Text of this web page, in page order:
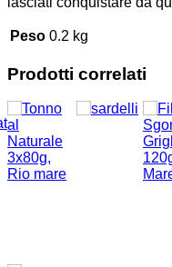
Peso 0.2 kg
Prodotti correlati